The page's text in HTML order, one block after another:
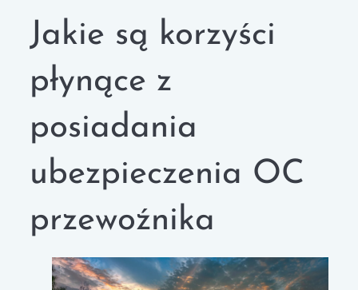
Jakie są korzyści
płynące z
posiadania
ubezpieczenia OC
przewoźnika